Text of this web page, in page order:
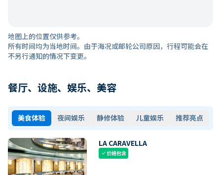
地图上的位置仅供参考。
所有时间均为当地时间。由于海况或邮轮公司原因，行程可能会在
不另行通知的情况下变更。
餐厅、设施、娱乐、美容
美食体验 夜间娱乐 静修体验 儿童娱乐 推荐亮点
LA CARAVELLA
check价格包含